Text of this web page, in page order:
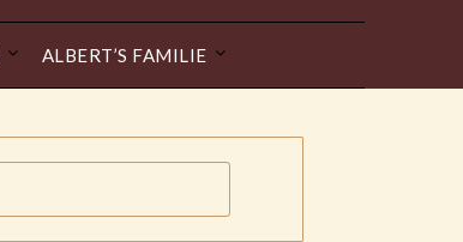
ALBERT’S FAMILIE